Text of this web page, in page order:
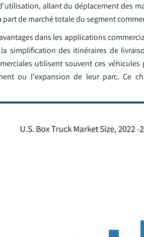
allant du déplacement des
de marché totale du segment
dans les applications
simplification des itinéraires de
utilisent souvent ces
ou l'expansion de leur parc. Ce